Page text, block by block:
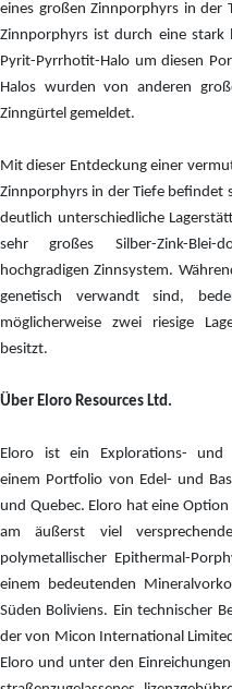
eines großen Zinnporphyrs in der
Zinnporphyrs ist durch eine stark
Pyrit-Pyrrhotit-Halo um diesen
Halos wurden von anderen
Zinngürtel gemeldet.
Mit dieser Entdeckung einer
Zinnporphyrs in der Tiefe befindet
deutlich unterschiedliche
sehr großes Silber-Zink-
hochgradigen Zinnsystem.
genetisch verwandt sind,
möglicherweise zwei riesige
besitzt.
Über Eloro Resources Ltd.
Eloro ist ein Explorations- und
einem Portfolio von Edel- und
und Quebec. Eloro hat eine Option
am äußerst viel
polymetallischer Epithermal-
einem bedeutenden
Süden Boliviens. Ein technischer
der von Micon International
Eloro und unter den